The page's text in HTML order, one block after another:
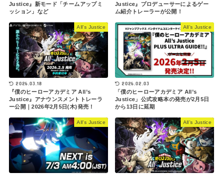
Justice』新モード「チームアップミ
ッション」など
Justice』プロデューサーによるゲー
ム紹介トレーラーが公開！
All’s Justice
2026.03.18
『僕のヒーローアカデミア All’s
Justice』アナウンスメントトレーラ
ー公開｜2026年2月5日(木)発売！
All’s Justice
2026.02.03
「僕のヒーローアカデミア All’s
Justice」公式攻略本の発売が2月5日
から13日に延期
All’s Justice All’s Justice